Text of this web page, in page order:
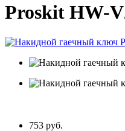
Proskit HW-
753 руб.